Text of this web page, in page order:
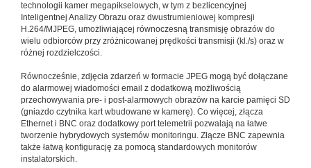
technologii kamer megapikselowych, w tym z bezlicencyjnej
Inteligentnej Analizy Obrazu oraz dwustrumieniowej kompresji
H.264/MJPEG, umożliwiającej równoczesną transmisję obrazów do
wielu odbiorców przy zróżnicowanej prędkości transmisji (kl./s) oraz w
różnej rozdzielczości.
Równocześnie, zdjęcia zdarzeń w formacie JPEG mogą być dołączane
do alarmowej wiadomości email z dodatkową możliwością
przechowywania pre- i post-alarmowych obrazów na karcie pamięci SD
(gniazdo czytnika kart wbudowane w kamerę). Co więcej, złącza
Ethernet i BNC oraz dodatkowy port telemetrii pozwalają na łatwe
tworzenie hybrydowych systemów monitoringu. Złącze BNC zapewnia
także łatwą konfigurację za pomocą standardowych monitorów
instalatorskich.